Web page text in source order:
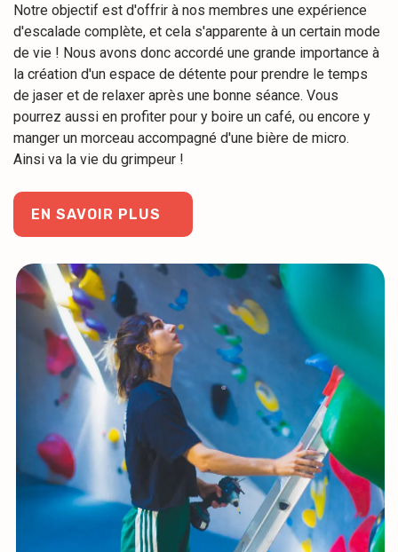
Notre objectif est d'offrir à nos membres une expérience
d'escalade complète, et cela s'apparente à un certain mode
de vie ! Nous avons donc accordé une grande importance à
la création d'un espace de détente pour prendre le temps
de jaser et de relaxer après une bonne séance. Vous
pourrez aussi en profiter pour y boire un café, ou encore y
manger un morceau accompagné d'une bière de micro.
Ainsi va la vie du grimpeur !
EN SAVOIR PLUS